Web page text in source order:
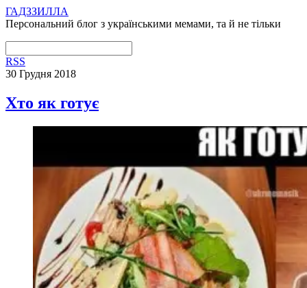
ГАДЗЗИЛЛА
Персональний блог з українськими мемами, та й не тільки
RSS
30 Грудня 2018
Хто як готує